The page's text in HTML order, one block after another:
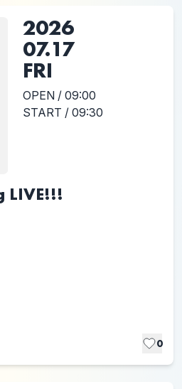
2026
07.17
FRI
OPEN / 09:00
START / 09:30
LIVE!!!
0